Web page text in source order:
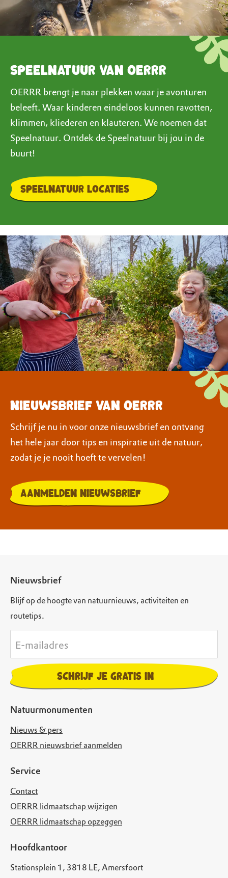
Speelnatuur van OERRR
OERRR brengt je naar plekken waar je avonturen
beleeft. Waar kinderen eindeloos kunnen ravotten,
klimmen, kliederen en klauteren. We noemen dat
Speelnatuur. Ontdek de Speelnatuur bij jou in de
buurt!
speelnatuur locaties
Nieuwsbrief van OERRR
Schrijf je nu in voor onze nieuwsbrief en ontvang
het hele jaar door tips en inspiratie uit de natuur,
zodat je je nooit hoeft te vervelen!
Aanmelden nieuwsbrief
Natuurmonumenten
Nieuws & pers
OERRR nieuwsbrief aanmelden
Service
Contact
OERRR lidmaatschap wijzigen
OERRR lidmaatschap opzeggen
Hoofdkantoor
Stationsplein 1, 3818 LE, Amersfoort
Nieuwsbrief
Blijf op de hoogte van natuurnieuws, activiteiten en
routetips.
E-mailadres
Schrijf je gratis in